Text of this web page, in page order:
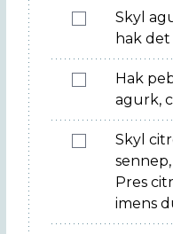
Skyl
hak
Hak
agurk,
Skyl
Pres
imens